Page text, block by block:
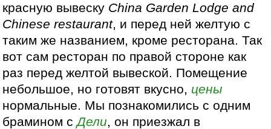
красную вывеску China Garden Lodge and
Chinese restaurant, и перед ней желтую с
таким же названием, кроме ресторана. Так
вот сам ресторан по правой стороне как
раз перед желтой вывеской. Помещение
небольшое, но готовят вкусно, цены
нормальные. Мы познакомились с одним
брамином сДели, он приезжал в